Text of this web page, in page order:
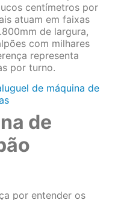
centímetros por
atuam em faixas
de largura,
com milhares
representa
por turno.
de máquina de
de
por entender os